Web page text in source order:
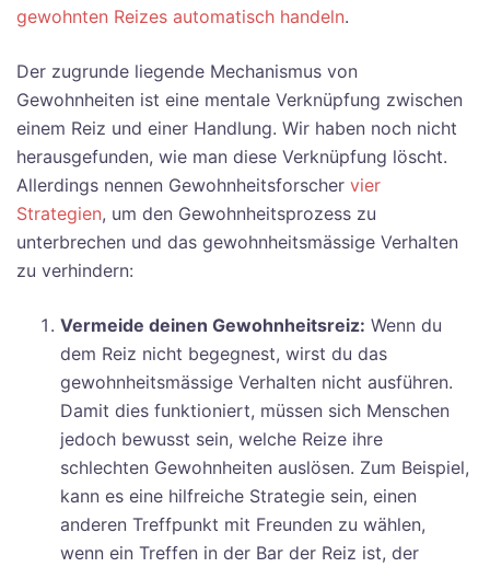
gewohnten Reizes automatisch handeln.
Der zugrunde liegende Mechanismus von
Gewohnheiten ist eine mentale Verknüpfung zwischen
einem Reiz und einer Handlung. Wir haben noch nicht
herausgefunden, wie man diese Verknüpfung löscht.
Allerdings nennen Gewohnheitsforscher vier
Strategien, um den Gewohnheitsprozess zu
unterbrechen und das gewohnheitsmässige Verhalten
zu verhindern:
Vermeide deinen Gewohnheitsreiz: Wenn du
dem Reiz nicht begegnest, wirst du das
gewohnheitsmässige Verhalten nicht ausführen.
Damit dies funktioniert, müssen sich Menschen
jedoch bewusst sein, welche Reize ihre
schlechten Gewohnheiten auslösen. Zum Beispiel,
kann es eine hilfreiche Strategie sein, einen
anderen Treffpunkt mit Freunden zu wählen,
wenn ein Treffen in der Bar der Reiz ist, der